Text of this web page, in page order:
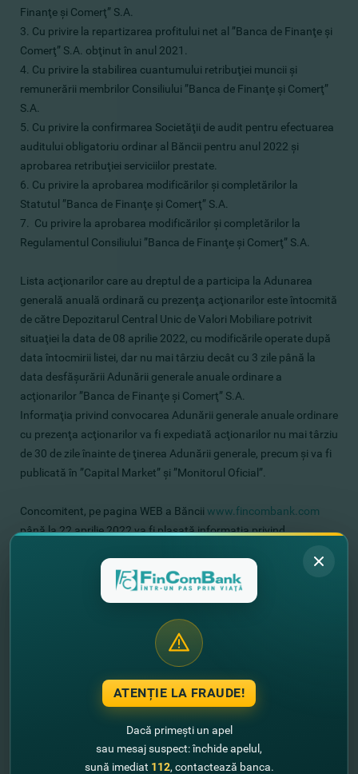
Finanţe şi Comerţ” S.A.
3. Cu privire la repartizarea profitului net al ”Banca de Finanţe şi
Comerţ” S.A. obţinut în anul 2021.
4. Cu privire la stabilirea cuantumului retribuţiei muncii şi
remunerării membrilor Consiliului ”Banca de Finanţe şi Comerţ”
S.A.
5. Cu privire la confirmarea Societăţii de audit pentru efectuarea
auditului obligatoriu ordinar al Băncii pentru anul 2022 şi
aprobarea retribuţiei serviciilor prestate.
6. Cu privire la aprobarea modificărilor şi completărilor la
Statutul ”Banca de Finanţe şi Comerţ” S.A.
7. Cu privire la aprobarea modificărilor şi completărilor la
Regulamentul Consiliului ”Banca de Finanţe şi Comerţ” S.A.
Lista acţionarilor care au dreptul de a participa la Adunarea
generală anuală ordinară cu prezenţa acţionarilor este întocmită
de către Depozitarul Central Unic de Valori Mobiliare potrivit
situaţiei la data de 08 aprilie 2022, cu modificările operate după
data întocmirii listei, dar nu mai târziu decât cu 3 zile până la
data desfăşurării Adunării generale anuale ordinare a
acţionarilor ”Banca de Finanţe şi Comerţ” S.A.
Informaţia privind convocarea Adunării generale anuale ordinare
cu prezenţa acţionarilor va fi expediată acţionarilor nu mai târziu
de 30 de zile înainte de ţinerea Adunării generale, precum şi va fi
publicată în ”Capital Market” şi ”Monitorul Oficial”.
Concomitent, pe pagina WEB a Băncii www.fincombank.com
până la 22 aprilie 2022 va fi plasată informaţia privind
hotărâri şi materialele privind chestiunile din Ordinea de zi a
Adunării generale a acţionarilor, cu excepţia documentelor ce
constituie secret bancar sau comercial.
Înregistrarea participanţilor la Adunărea generală anuală
ordinară se va efectua pe data de 24 mai 2022 de la ora 10:00
până la ora 10:50. Pentru participarea la Adunarea generală,
acţionarii vor prezenta acte de identitate (buletin sau paşaport),
stabilit de legislaţie, sau extrasul din Registrul de stat al
persoanelor juridice - pentru conducătorii acţionarilor - persoane
ATENȚIE LA FRAUDE!
Dacă primești un apel
sau mesaj suspect: închide apelul,
sună imediat 112, contactează banca.